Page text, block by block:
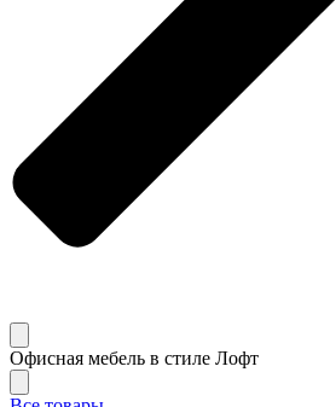
Офисная мебель в стиле Лофт